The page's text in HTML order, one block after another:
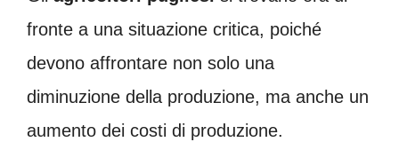
fronte a una situazione critica, poiché
devono affrontare non solo una
diminuzione della produzione, ma anche un
aumento dei costi di produzione.